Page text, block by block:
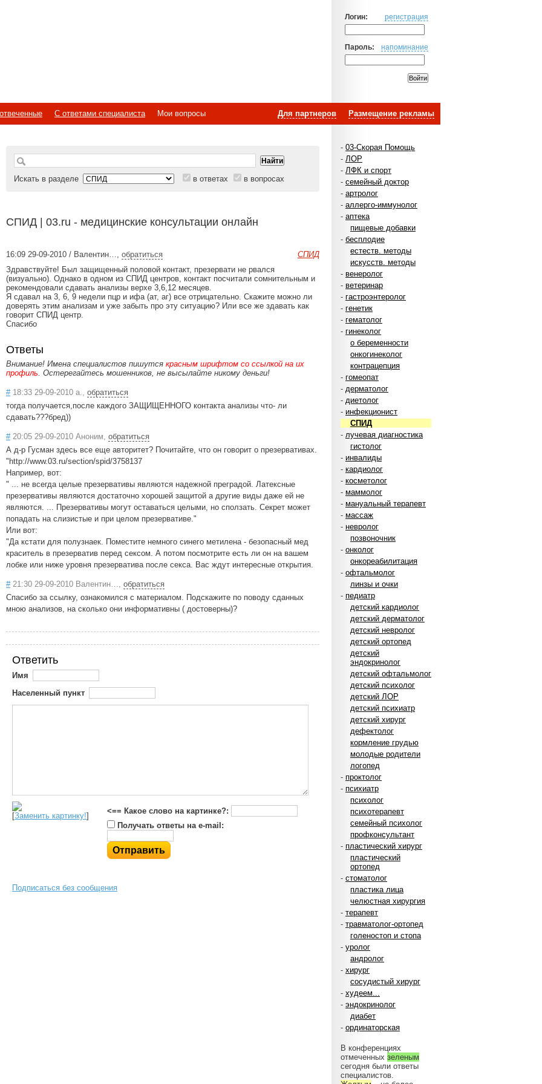
Логин: регистрация
Пароль: напоминание
Размещение рекламы
Для партнеров
С ответами специалиста
Мои вопросы
- 03-Скорая Помощь
- ЛОР
- ЛФК и спорт
- семейный доктор
- артролог
- аллерго-иммунолог
- аптека
пищевые добавки
- бесплодие
естеств. методы
искусств. методы
- венеролог
- ветеринар
- гастроэнтеролог
- генетик
- гематолог
- гинеколог
о беременности
онкогинеколог
контрацепция
- гомеопат
- дерматолог
- диетолог
- инфекционист
СПИД
- лучевая диагностика
гистолог
- инвалиды
- кардиолог
- косметолог
- маммолог
- мануальный терапевт
- массаж
- невролог
позвоночник
- онколог
онкореабилитация
- офтальмолог
линзы и очки
- педиатр
детский кардиолог
детский дерматолог
детский невролог
детский ортопед
детский
эндокринолог
детский офтальмолог
детский психолог
детский ЛОР
детский психиатр
детский хирург
дефектолог
кормление грудью
молодые родители
логопед
- проктолог
- психиатр
психолог
психотерапевт
семейный психолог
профконсультант
- пластический хирург
пластический
ортопед
- стоматолог
пластика лица
челюстная хирургия
- терапевт
- травматолог-ортопед
голеностоп и стопа
- уролог
андролог
- хирург
сосудистый хирург
- худеем...
- эндокринолог
диабет
- ординаторская
В конференциях
отмеченных зеленым
сегодня были ответы
специалистов.
Искать в разделе в ответах в вопросах
СПИД | 03.ru - медицинские консультации онлайн
СПИД
16:09 29-09-2010 / Валентин…, обратиться
Здравствуйте! Был защищенный половой контакт, презервати не рвался
(визуально). Однако в одном из СПИД центров, контакт посчитали сомнительным и
рекомендовали сдавать анализы верхе 3,6,12 месяцев.
Я сдавал на 3, 6, 9 недели пцр и ифа (ат, аг) все отрицательно. Скажите можно ли
доверять этим анализам и уже забыть про эту ситуацию? Или все же здавать как
говорит СПИД центр.
Спасибо
Ответы
Внимание! Имена специалистов пишутся красным шрифтом со ссылкой на их
профиль. Остерегайтесь мошенников, не высылайте никому деньги!
#18:33 29-09-2010 а., обратиться
тогда получается,после каждого ЗАЩИЩЕННОГО контакта анализы что- ли
сдавать???бред))
#20:05 29-09-2010 Аноним, обратиться
А д-р Гусман здесь все еще авторитет? Почитайте, что он говорит о презервативах.
"http://www.03.ru/section/spid/3758137
Например, вот:
" ... не всегда целые презервативы являются надежной преградой. Латексные
презервативы являются достаточно хорошей защитой а другие виды даже ей не
являются. ... Презервативы могут оставаться целыми, но сползать. Секрет может
попадать на слизистые и при целом презервативе."
Или вот:
"Да кстати для полузнаек. Поместите немного синего метилена - безопасный мед
краситель в презерватив перед сексом. А потом посмотрите есть ли он на вашем
лобке или ниже уровня презерватива после секса. Вас ждут интересные открытия.
#21:30 29-09-2010 Валентин…, обратиться
Спасибо за ссылку, ознакомился с материалом. Подскажите по поводу сданных
мною анализов, на сколько они информативны ( достоверны)?
Ответить
Имя
Населенный пункт
[Заменить картинку!]
<== Какое слово на картинке?:
Получать ответы на e-mail:
Подписаться без сообщения